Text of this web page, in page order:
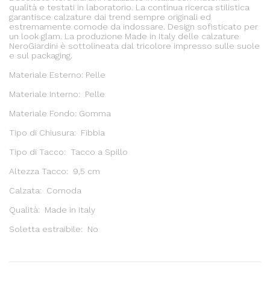
qualità e testati in laboratorio. La continua ricerca stilistica
garantisce calzature dai trend sempre originali ed
estremamente comode da indossare. Design sofisticato per
un look glam. La produzione Made in Italy delle calzature
NeroGiardini è sottolineata dal tricolore impresso sulle suole
e sul packaging.
Materiale Esterno: Pelle
Materiale Interno: Pelle
Materiale Fondo: Gomma
Tipo di Chiusura: Fibbia
Tipo di Tacco: Tacco a Spillo
Altezza Tacco: 9,5 cm
Calzata: Comoda
Qualità: Made in Italy
Soletta estraibile: No